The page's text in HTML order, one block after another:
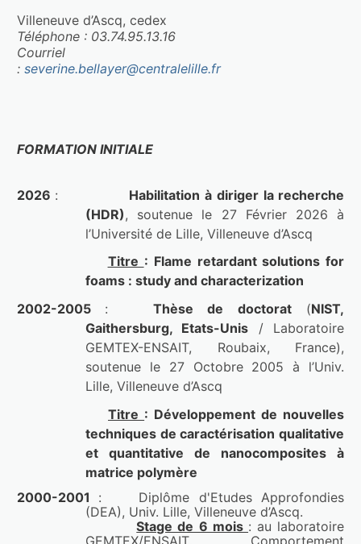
Villeneuve d’Ascq, cedex
Téléphone : 03.74.95.13.16
Courriel
: severine.bellayer@centralelille.fr
FORMATION INITIALE
2026 :
Habilitation à diriger la recherche
(HDR), soutenue le 27 Février 2026 à
l’Université de Lille, Villeneuve d’Ascq
Titre : Flame retardant solutions for
foams : study and characterization
2002-2005 : Thèse de doctorat (NIST,
Gaithersburg, Etats-Unis / Laboratoire
GEMTEX-ENSAIT, Roubaix, France),
soutenue le 27 Octobre 2005 à l’Univ.
Lille, Villeneuve d’Ascq
Titre : Développement de nouvelles
techniques de caractérisation qualitative
et quantitative de nanocomposites à
matrice polymère
2000-2001 :
Diplôme d'Etudes Approfondies
(DEA), Univ. Lille, Villeneuve d’Ascq.
Stage de 6 mois : au laboratoire